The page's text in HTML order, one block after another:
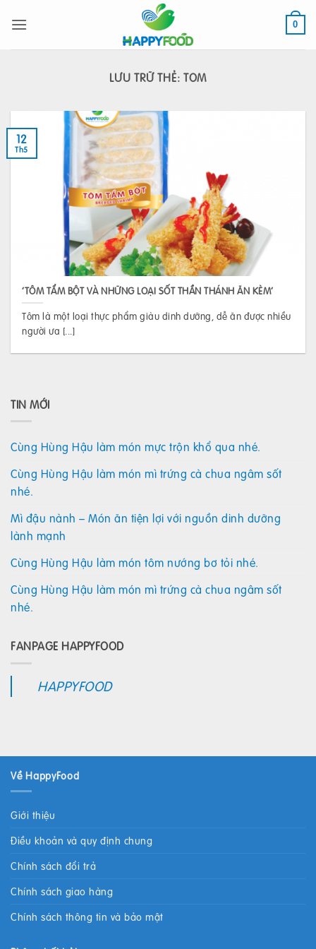
qua
0
LƯU TRỮ THẺ:TOM
TIN MỚI
Cùng Hùng Hậu làm món mực trộn khổ qua nhé.
Cùng Hùng Hậu làm món mì trứng cà chua ngâm sốt
nhé.
Mì đậu nành – Món ăn tiện lợi với nguồn dinh dưỡng
lành mạnh
Cùng Hùng Hậu làm món tôm nướng bơ tỏi nhé.
Cùng Hùng Hậu làm món mì trứng cà chua ngâm sốt
nhé.
FANPAGE HAPPYFOOD
HAPPYFOOD
‘TÔM TẨM BỘT VÀ NHỮNG LOẠI SỐT THẦN THÁNH ĂN KÈM’
Tôm là một loại thực phẩm giàu dinh dưỡng, dễ ăn được nhiều
người ưa [...]
12
Th5
Về HappyFood
Giới thiệu
Điều khoản và quy định chung
Chính sách đổi trả
Chính sách giao hàng
Chính sách thông tin và bảo mật